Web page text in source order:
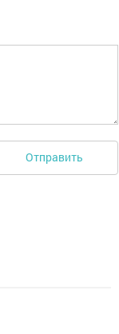
Отправить